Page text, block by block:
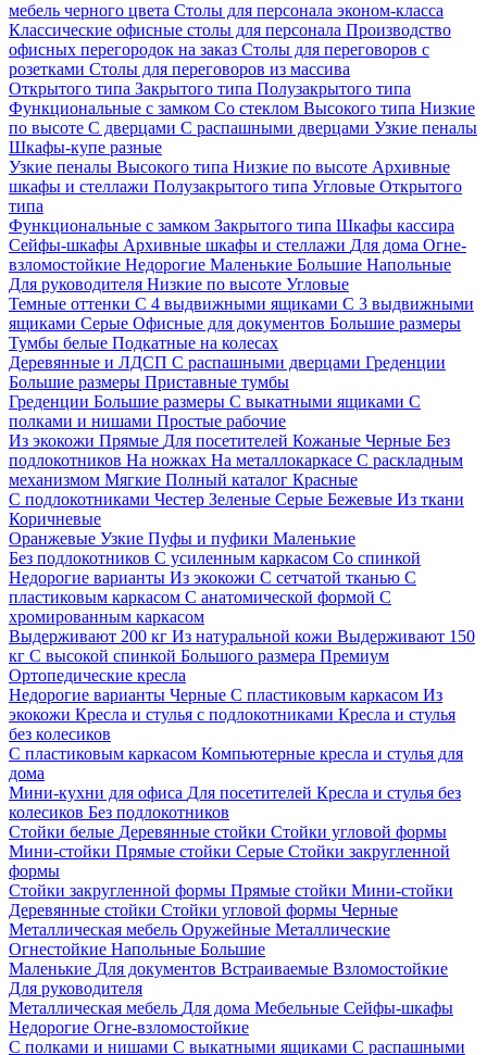
мебель черного цвета Столы для персонала эконом-класса
Классические офисные столы для персонала Производство
офисных перегородок на заказ Столы для переговоров с
розетками Столы для переговоров из массива
Открытого типа Закрытого типа Полузакрытого типа
Функциональные с замком Со стеклом Высокого типа Низкие
по высоте С дверцами С распашными дверцами Узкие пеналы
Шкафы-купе разные
Узкие пеналы Высокого типа Низкие по высоте Архивные
шкафы и стеллажи Полузакрытого типа Угловые Открытого
типа
Функциональные с замком Закрытого типа Шкафы кассира
Сейфы-шкафы Архивные шкафы и стеллажи Для дома Огне-
взломостойкие Недорогие Маленькие Большие Напольные
Для руководителя Низкие по высоте Угловые
Темные оттенки С 4 выдвижными ящиками С 3 выдвижными
ящиками Серые Офисные для документов Большие размеры
Тумбы белые Подкатные на колесах
Деревянные и ЛДСП С распашными дверцами Греденции
Большие размеры Приставные тумбы
Греденции Большие размеры С выкатными ящиками С
полками и нишами Простые рабочие
Из экокожи Прямые Для посетителей Кожаные Черные Без
подлокотников На ножках На металлокаркасе С раскладным
механизмом Мягкие Полный каталог Красные
С подлокотниками Честер Зеленые Серые Бежевые Из ткани
Коричневые
Оранжевые Узкие Пуфы и пуфики Маленькие
Без подлокотников С усиленным каркасом Со спинкой
Недорогие варианты Из экокожи С сетчатой тканью С
пластиковым каркасом С анатомической формой С
хромированным каркасом
Выдерживают 200 кг Из натуральной кожи Выдерживают 150
кг С высокой спинкой Большого размера Премиум
Ортопедические кресла
Недорогие варианты Черные С пластиковым каркасом Из
экокожи Кресла и стулья с подлокотниками Кресла и стулья
без колесиков
С пластиковым каркасом Компьютерные кресла и стулья для
дома
Мини-кухни для офиса Для посетителей Кресла и стулья без
колесиков Без подлокотников
Стойки белые Деревянные стойки Стойки угловой формы
Мини-стойки Прямые стойки Серые Стойки закругленной
формы
Стойки закругленной формы Прямые стойки Мини-стойки
Деревянные стойки Стойки угловой формы Черные
Металлическая мебель Оружейные Металлические
Огнестойкие Напольные Большие
Маленькие Для документов Встраиваемые Взломостойкие
Для руководителя
Металлическая мебель Для дома Мебельные Сейфы-шкафы
Недорогие Огне-взломостойкие
С полками и нишами С выкатными ящиками С распашными